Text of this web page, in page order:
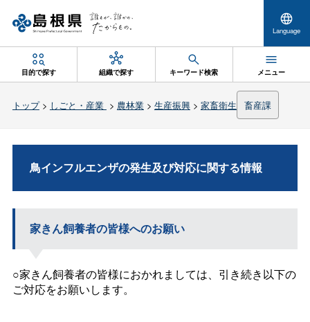
Language
目的で探す 組織で探す キーワード検索 メニュー
トップ> しごと・産業 > 農林業> 生産振興> 家畜衛生 畜産課
鳥インフルエンザの発生及び対応に関する情報
家きん飼養者の皆様へのお願い
○家きん飼養者の皆様におかれましては、引き続き以下の
ご対応をお願いします。